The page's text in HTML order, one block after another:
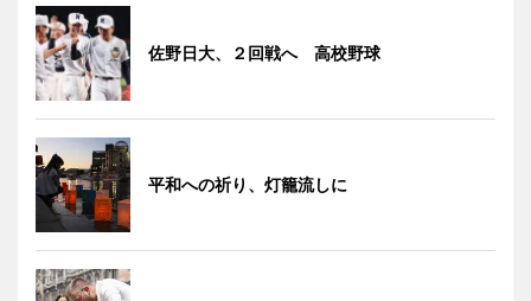
佐野日大、２回戦へ 高校野球
平和への祈り、灯籠流しに